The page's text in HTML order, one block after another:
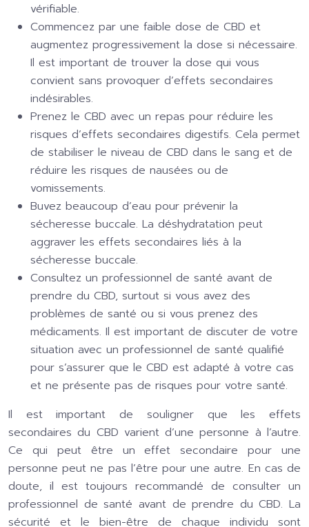
vérifiable.
Commencez par une faible dose de CBD et
augmentez progressivement la dose si nécessaire.
Il est important de trouver la dose qui vous
convient sans provoquer d’effets secondaires
indésirables.
Prenez le CBD avec un repas pour réduire les
risques d’effets secondaires digestifs. Cela permet
de stabiliser le niveau de CBD dans le sang et de
réduire les risques de nausées ou de
vomissements.
Buvez beaucoup d’eau pour prévenir la
sécheresse buccale. La déshydratation peut
aggraver les effets secondaires liés à la
sécheresse buccale.
Consultez un professionnel de santé avant de
prendre du CBD, surtout si vous avez des
problèmes de santé ou si vous prenez des
médicaments. Il est important de discuter de votre
situation avec un professionnel de santé qualifié
pour s’assurer que le CBD est adapté à votre cas
et ne présente pas de risques pour votre santé.
Il est important de souligner que les effets
secondaires du CBD varient d’une personne à l’autre.
Ce qui peut être un effet secondaire pour une
personne peut ne pas l’être pour une autre. En cas de
doute, il est toujours recommandé de consulter un
professionnel de santé avant de prendre du CBD. La
sécurité et le bien-être de chaque individu sont